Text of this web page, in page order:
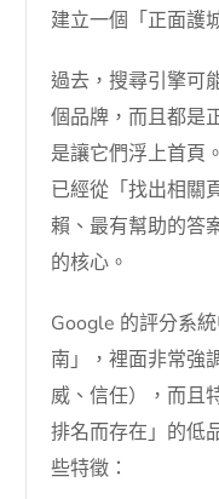
建立一個「正面護
過去，搜尋引擎可
個品牌，而且都是
是讓它們浮上首頁
已經從「找出相關
賴、最有幫助的答
的核心。
Google 的評分系
南」，裡面非常強
威、信任），而且
排名而存在」的低
些特徵：